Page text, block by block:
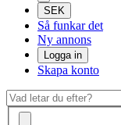
SEK
Så funkar det
Ny annons
Logga in
Skapa konto